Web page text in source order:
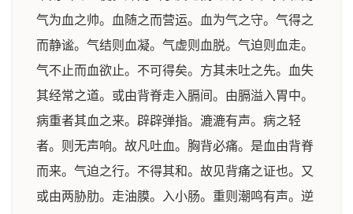
气为血之帅。血随之而营运。血为气之守。气得之
而静谧。气结则血凝。气虚则血脱。气迫则血走。
气不止而血欲止。不可得矣。方其未吐之先。血失
其经常之道。或由背脊走入膈间。由膈溢入胃中。
病重者其血之来。辟辟弹指。漉漉有声。病之轻
者。则无声响。故凡吐血。胸背必痛。是血由背脊
而来。气迫之行。不得其和。故见背痛之证也。又
或由两胁肋。走油膜。入小肠。重则潮鸣有声。逆